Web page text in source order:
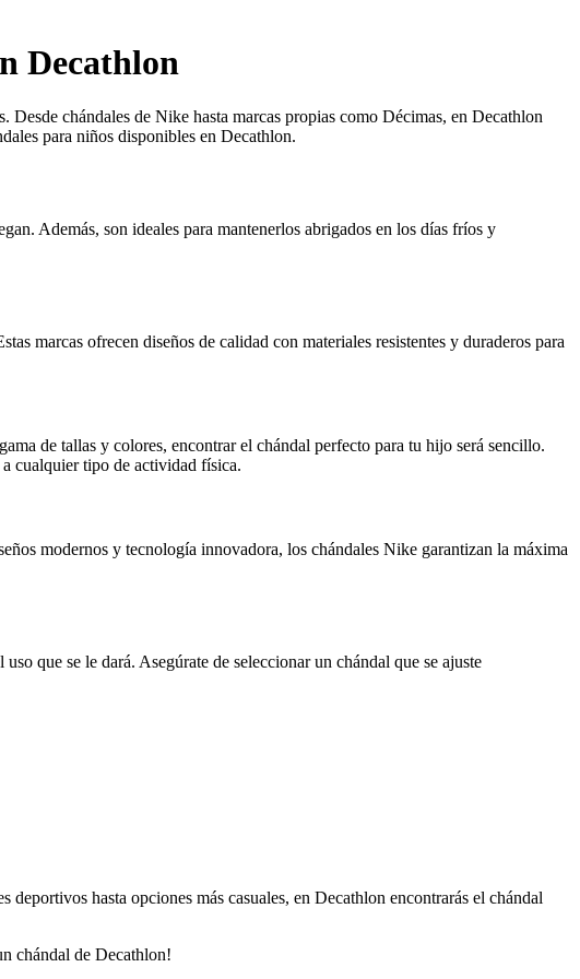
Decathlon
chándales de Nike hasta marcas propias como Décimas, en Decathlon
para niños disponibles en Decathlon.
Además, son ideales para mantenerlos abrigados en los días fríos y
marcas ofrecen diseños de calidad con materiales resistentes y duraderos para
de tallas y colores, encontrar el chándal perfecto para tu hijo será sencillo.
cualquier tipo de actividad física.
modernos y tecnología innovadora, los chándales Nike garantizan la máxima
que se le dará. Asegúrate de seleccionar un chándal que se ajuste
hasta opciones más casuales, en Decathlon encontrarás el chándal
chándal de Decathlon!